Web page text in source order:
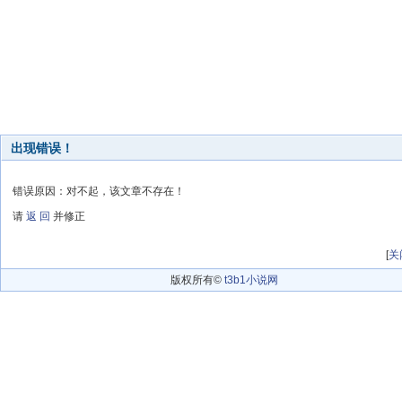
出现错误！
错误原因：对不起，该文章不存在！
请 返 回 并修正
[关
版权所有© t3b1小说网